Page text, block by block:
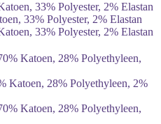
33% Polyester, 2% Elastan
Katoen, 28% Polyethyleen, 2%